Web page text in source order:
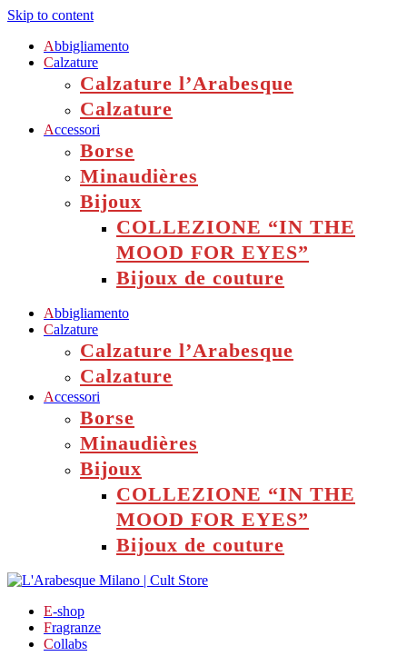
Skip to content
Abbigliamento
Calzature
Calzature l’Arabesque
Calzature
Accessori
Borse
Minaudières
Bijoux
COLLEZIONE “IN THE
MOOD FOR EYES”
Bijoux de couture
Abbigliamento
Calzature
Calzature l’Arabesque
Calzature
Accessori
Borse
Minaudières
Bijoux
COLLEZIONE “IN THE
MOOD FOR EYES”
Bijoux de couture
E-shop
Fragranze
Collabs